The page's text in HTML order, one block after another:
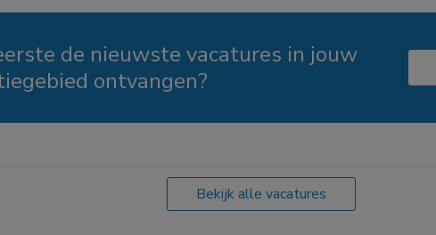
de nieuwste vacatures in jouw
ontvangen?
Bekijk alle vacatures